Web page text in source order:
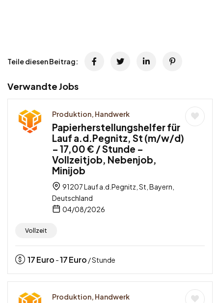
Teile diesen Beitrag:
Verwandte Jobs
Produktion, Handwerk
Papierherstellungshelfer für
Lauf a.d.Pegnitz, St (m/w/d)
– 17,00 € / Stunde –
Vollzeitjob, Nebenjob,
Minijob
91207 Lauf a.d.Pegnitz, St, Bayern,
Deutschland
04/08/2026
Vollzeit
17Euro -17Euro / Stunde
Produktion, Handwerk